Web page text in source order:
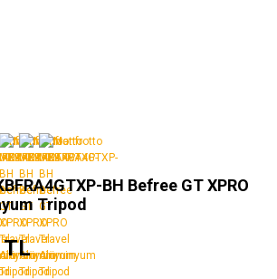
BH Befree GT XPRO
Tripod
TL